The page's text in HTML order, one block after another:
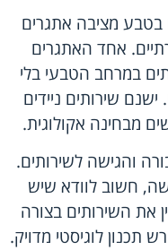
בטבע מציבה אתגרים
אחד האתגרים
במרחב הטבעי בלי
שירותים ניידים
מבחינה אקולוגית.
והגישה לשירותים.
חשוב לוודא שיש
את השירותים בצורה
תכנון לוגיסטי מדויק.